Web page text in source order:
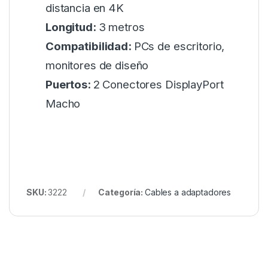
distancia en 4K
Longitud: 3 metros
Compatibilidad: PCs de escritorio,
monitores de diseño
Puertos: 2 Conectores DisplayPort
Macho
SKU:3222 Categoría: Cables a adaptadores